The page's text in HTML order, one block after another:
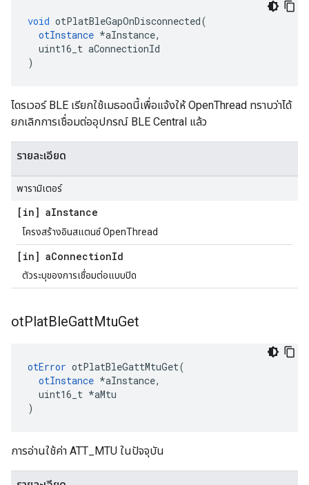
void otPlatBleGapOnDisconnected(
otInstance *aInstance,
uint16_t aConnectionId
)
ไดรเวอร์ BLE เรียกใช้เมธอดนี้เพื่อแจ้งให้ OpenThread ทราบว่าได้
ยกเลิกการเชื่อมต่ออุปกรณ์ BLE Central แล้ว
รายละเอียด
พารามิเตอร์
[in] aInstance
โครงสร้างอินสแตนซ์ OpenThread
[in] aConnectionId
ตัวระบุของการเชื่อมต่อแบบปิด
otPlatBleGattMtuGet
otError otPlatBleGattMtuGet(
otInstance *aInstance,
uint16_t *aMtu
)
การอ่านใช้ค่า ATT_MTU ในปัจจุบัน